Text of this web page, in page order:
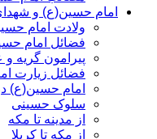
امام حسین(ع) و
ولادت امام
فضائل امام
پیرامون گریه
فضائل زیارت
امام حسین(ع)
سلوک حسینی
از مدینه تا مکه
از مکه تا کربلا